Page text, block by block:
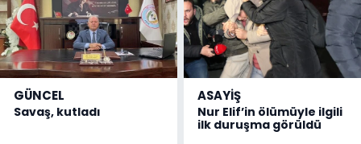
GÜNCEL
Savaş, kutladı
ASAYİŞ
Nur Elif’in ölümüyle ilgili
ilk duruşma görüldü